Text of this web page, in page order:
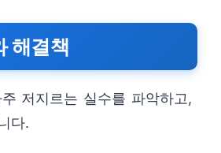
해결책
저지르는 실수를 파악하고,
다.